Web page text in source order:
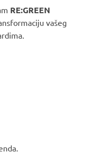
RE:GREEN
vašeg